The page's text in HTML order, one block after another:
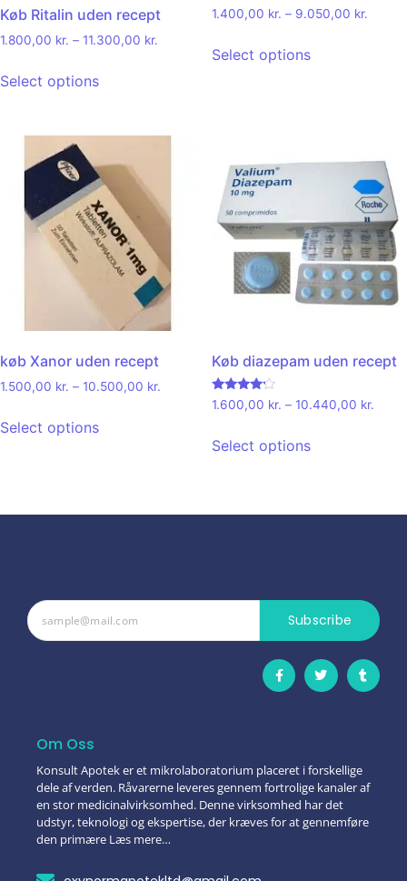
Køb Ritalin uden recept
1.800,00 kr. – 11.300,00 kr.
Select options
1.400,00 kr. – 9.050,00 kr.
Select options
køb Xanor uden recept
1.500,00 kr. – 10.500,00 kr.
Select options
Køb diazepam uden recept
Rated
4.00
1.600,00 kr. – 10.440,00 kr.
Select options
Subscribe
Om Oss
Konsult Apotek er et mikrolaboratorium placeret i forskellige
dele af verden. Råvarerne leveres gennem fortrolige kanaler af
en stor medicinalvirksomhed. Denne virksomhed har det
udstyr, teknologi og ekspertise, der kræves for at gennemføre
den primære Læs mere…